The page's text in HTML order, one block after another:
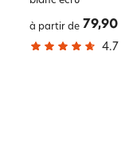
à partir de 79,90
4.7